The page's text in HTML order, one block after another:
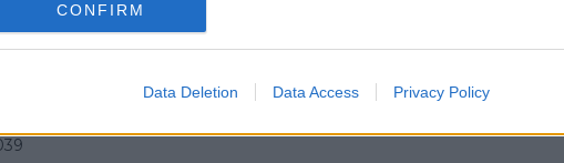
CONFIRM
Data Deletion Data Access Privacy Policy
Civile SS. Trinità
SAN MARCIANO